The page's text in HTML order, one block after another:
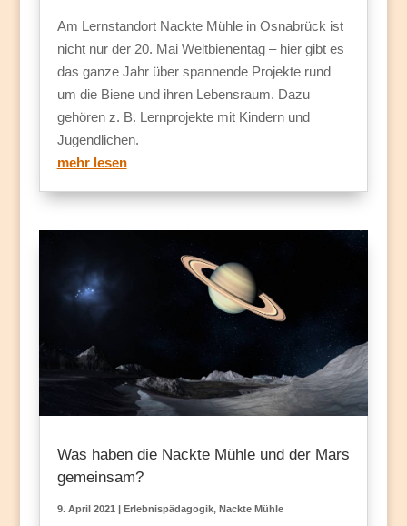
Am Lernstandort Nackte Mühle in Osnabrück ist
nicht nur der 20. Mai Weltbienentag – hier gibt es
das ganze Jahr über spannende Projekte rund
um die Biene und ihren Lebensraum. Dazu
gehören z. B. Lernprojekte mit Kindern und
Jugendlichen.
mehr lesen
Was haben die Nackte Mühle und der Mars
gemeinsam?
9. April 2021 | Erlebnispädagogik, Nackte Mühle